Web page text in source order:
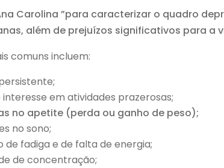
Carolina ”para caracterizar o quadro
além de prejuízos significativos para a
comuns incluem:
interesse em atividades prazerosas;
no apetite (perda ou ganho de peso);
no sono;
de fadiga e de falta de energia;
de concentração;